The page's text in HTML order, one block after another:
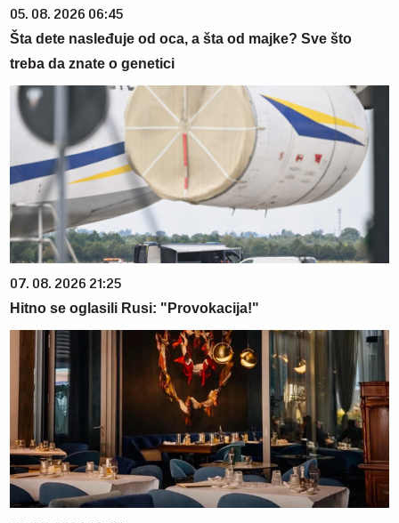
05. 08. 2026 06:45
Šta dete nasleđuje od oca, a šta od majke? Sve što
treba da znate o genetici
07. 08. 2026 21:25
Hitno se oglasili Rusi: "Provokacija!"